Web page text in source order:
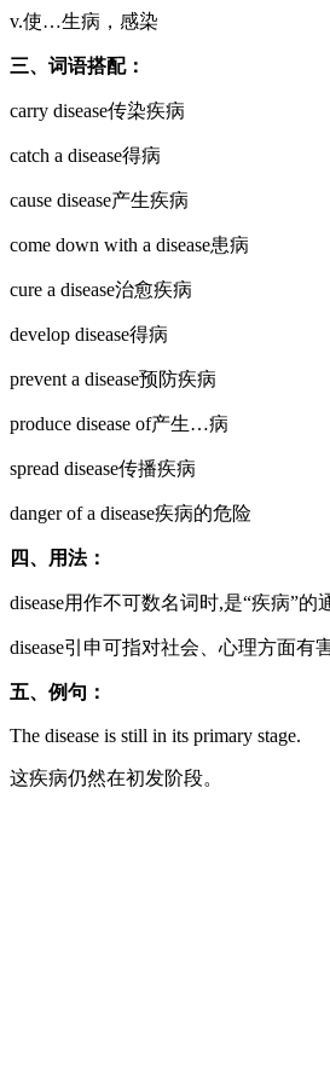
v.使…生病，感染
三、词语搭配：
carry disease传染疾病
catch a disease得病
cause disease产生疾病
come down with a disease患病
cure a disease治愈疾病
develop disease得病
prevent a disease预防疾病
produce disease of产生…病
spread disease传播疾病
danger of a disease疾病的危险
四、用法：
disease用作不可数名词时,是“疾病”的
disease引申可指对社会、心理方面有
五、例句：
The disease is still in its primary stage.
这疾病仍然在初发阶段。